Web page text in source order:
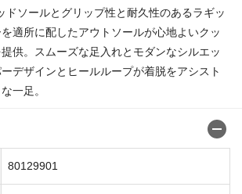
ドソールとグリップ性と耐久性のあるラギッ
適所に配したアウトソールが心地よいクッ
供。スムーズな足入れとモダンなシルエッ
デザインとヒールループが着脱をアシスト
一足。
80129901